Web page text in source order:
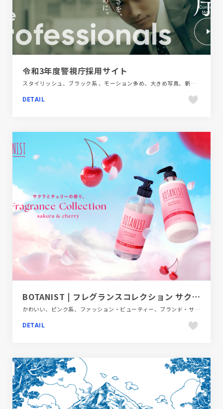
令和3年度警視庁採用サイト
スタイリッシュ、ブラック系 、モーション多め、大きめ写真、新卒・中途採用サイト、金融・法律・人材・専門職
DETAIL
BOTANIST | フレグランスコレクション サクラとチェリーの香り
かわいい、ピンク系、ファッション・ビューティー、ブランド・サービスサイト、ポップ、動画が流れる
DETAIL